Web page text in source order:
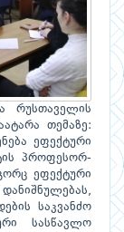
რუსთაველის
თემაზე:
ეფექტური
პროფესორ-
ეფექტური
საკვანძო
სასწავლო